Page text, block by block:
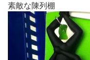
素敵な陳列棚